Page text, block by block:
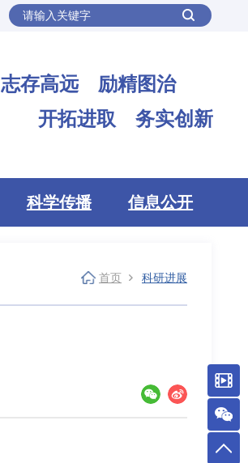
志存高远 励精图治
开拓进取 务实创新
科学传播 信息公开
首页 科研进展